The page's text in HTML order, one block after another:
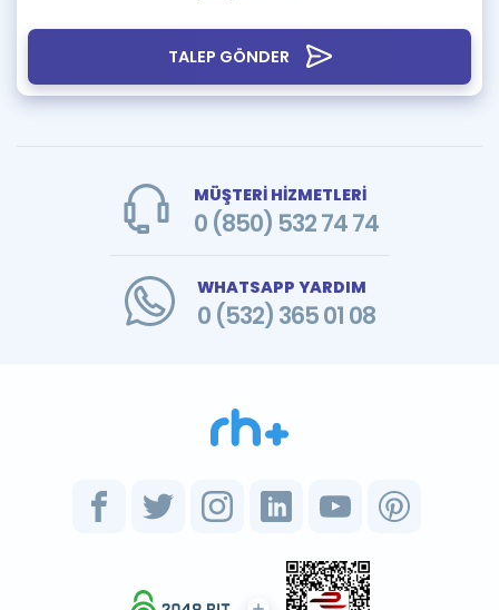
TALEP GÖNDER
MÜŞTERİ HİZMETLERİ
0 (850) 532 74 74
WHATSAPP YARDIM
0 (532) 365 01 08